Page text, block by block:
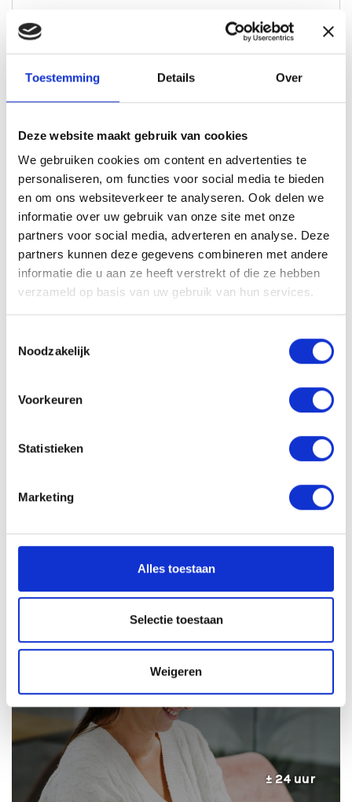
Toestemming Details Over
Deze website maakt gebruik van cookies
We gebruiken cookies om content en advertenties te
personaliseren, om functies voor social media te bieden
en om ons websiteverkeer te analyseren. Ook delen we
informatie over uw gebruik van onze site met onze
partners voor social media, adverteren en analyse. Deze
partners kunnen deze gegevens combineren met andere
informatie die u aan ze heeft verstrekt of die ze hebben
verzameld op basis van uw gebruik van hun services.
Noodzakelijk
Voorkeuren
Statistieken
Marketing
Alles toestaan
Selectie toestaan
Weigeren
Bram Maters
Lokale Partner Wijchen
bram@lokaal-werkt.nl
Sollicitatieprocedure
1 SOLLICITATIE BEOORDELEN
± 24 uur